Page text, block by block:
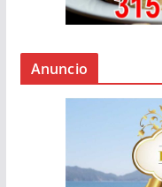
Anuncio